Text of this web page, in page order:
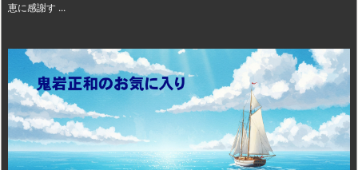
恵に感謝す ...